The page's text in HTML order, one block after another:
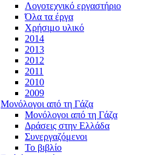
Λογοτεχνικό εργαστήριο
Όλα τα έργα
Χρήσιμο υλικό
2014
2013
2012
2011
2010
2009
Μονόλογοι από τη Γάζα
Μονόλογοι από τη Γάζα
Δράσεις στην Ελλάδα
Συνεργαζόμενοι
To βιβλίο